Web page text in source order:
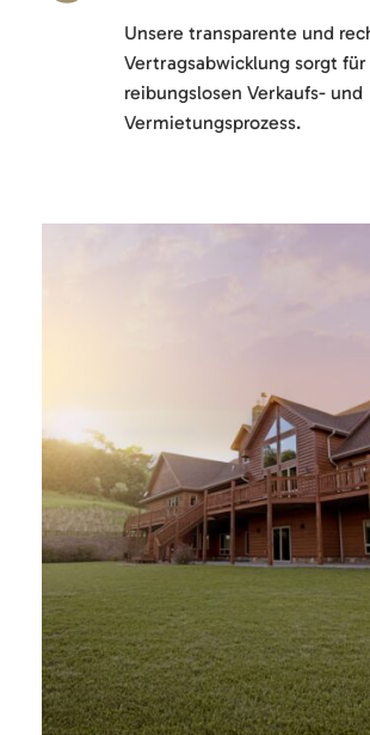
Unsere transparente und
Vertragsabwicklung sorgt
reibungslosen Verkaufs- und
Vermietungsprozess.